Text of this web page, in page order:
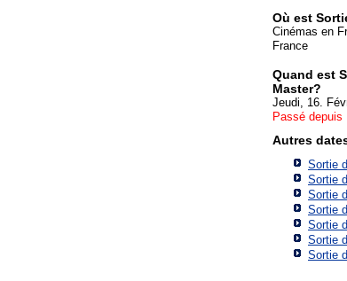
Où est
Cinémas en
France
Quand est
Master?
Jeudi, 16.
Passé depuis
Autres
Sortie
Sortie
Sortie
Sortie
Sortie
Sortie
Sortie